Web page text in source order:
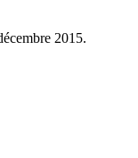
2015.